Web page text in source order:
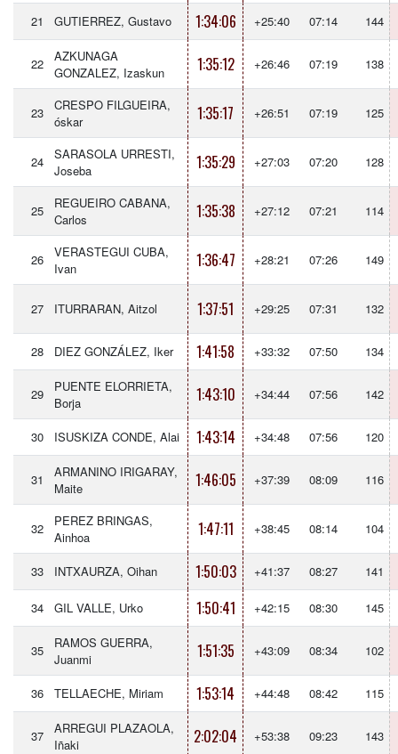
21 GUTIERREZ, Gustavo 1:34:06 +25:40 07:14 144
22
AZKUNAGA
GONZALEZ, Izaskun
1:35:12 +26:46 07:19 138
23
CRESPO FILGUEIRA,
óskar
1:35:17 +26:51 07:19 125
24
SARASOLA URRESTI,
Joseba
1:35:29 +27:03 07:20 128
25
REGUEIRO CABANA,
Carlos
1:35:38 +27:12 07:21 114
26
VERASTEGUI CUBA,
Ivan
1:36:47 +28:21 07:26 149
27 ITURRARAN, Aitzol 1:37:51 +29:25 07:31 132
28 DIEZ GONZÁLEZ, Iker 1:41:58 +33:32 07:50 134
29
PUENTE ELORRIETA,
Borja
1:43:10 +34:44 07:56 142
30 ISUSKIZA CONDE, Alai 1:43:14 +34:48 07:56 120
31
ARMANINO IRIGARAY,
Maite
1:46:05 +37:39 08:09 116
32
PEREZ BRINGAS,
Ainhoa
1:47:11 +38:45 08:14 104
33 INTXAURZA, Oihan 1:50:03 +41:37 08:27 141
34 GIL VALLE, Urko 1:50:41 +42:15 08:30 145
35
RAMOS GUERRA,
Juanmi
1:51:35 +43:09 08:34 102
36 TELLAECHE, Miriam 1:53:14 +44:48 08:42 115
37
ARREGUI PLAZAOLA,
Iñaki
2:02:04 +53:38 09:23 143